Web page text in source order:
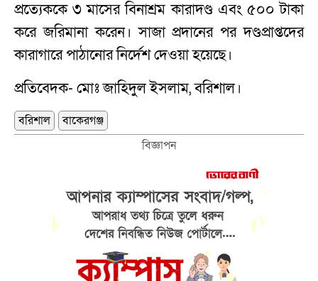
প্রত্যেককে ৩ মাসের বিনাশ্রম কারাদণ্ড এবং ৫০০ টাকা
করে জরিমানা করেন। সাজা প্রদানের পর দণ্ডপ্রাপ্তদের
কারাগারে পাঠানোর নির্দেশ দেওয়া হয়েছে।
প্রতিবেদক- মোঃ জাহিদুল ইসলাম, বরিশাল।
বরিশাল
বাকেরগঞ্জ
বিজ্ঞাপন